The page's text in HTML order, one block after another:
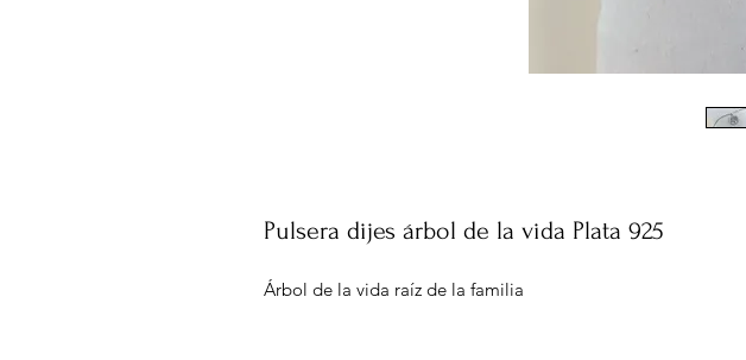
Pulsera dijes árbol de la vida Plata 925
Árbol de la vida raíz de la familia